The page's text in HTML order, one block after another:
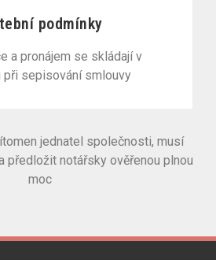
podmínky
a pronájem se skládají v
sepisování smlouvy
jednatel společnosti, musí
předložit notářsky ověřenou plnou
moc